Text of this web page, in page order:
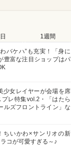
1週間
わバケハ”も充実！「身に
豊富な注目ショップはパ
少女レイヤーが会場を席
レ特集vol.2・「はたら
ルズフロントライン」な
ちいかわ×サンリオの新
コが可愛すぎる～♪